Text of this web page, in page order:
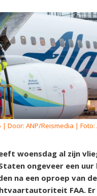
| Door: ANP/Reismedia | Foto:
woensdag al zijn
ongeveer een uur
na een oproep van de
FAA. Er